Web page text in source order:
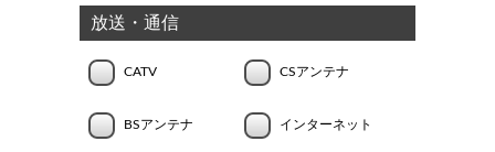
放送・通信
CATV CSアンテナ
BSアンテナ インターネット